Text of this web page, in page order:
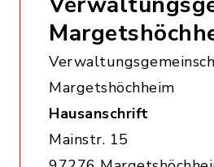
Margetshöchheim
Hausanschrift
Mainstr. 15